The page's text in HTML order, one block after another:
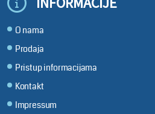
O nama
Prodaja
Pristup informacijama
Kontakt
Impressum